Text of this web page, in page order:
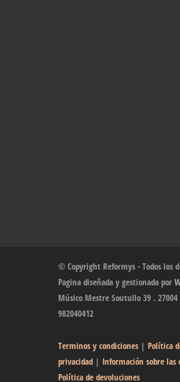
© Copyright Reformys - Todos los
Pagina diseñada y gestionada por
Músico Mestre Soutullo 39 . 27004
982040412
Terminos y condiciones | Política
privacidad | Información sobre las
Política de devoluciones